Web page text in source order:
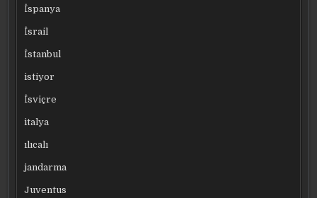
İspanya
İsrail
İstanbul
istiyor
İsviçre
italya
ılıcalı
jandarma
Juventus